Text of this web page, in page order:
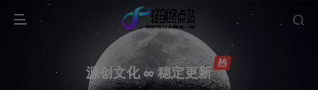
源创文化 ∞ 稳定更新